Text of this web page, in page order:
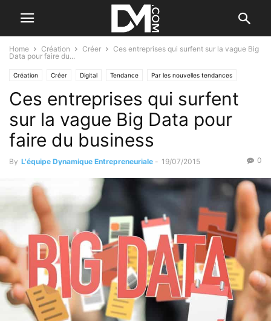
Home Création Créer
Ces entreprises qui surfent sur la vague Big
Data pour faire du...
Création Créer Digital Tendance Par les nouvelles tendances
Ces entreprises qui surfent
sur la vague Big Data pour
faire du business
By L'équipe Dynamique Entrepreneuriale - 19/07/2015 0